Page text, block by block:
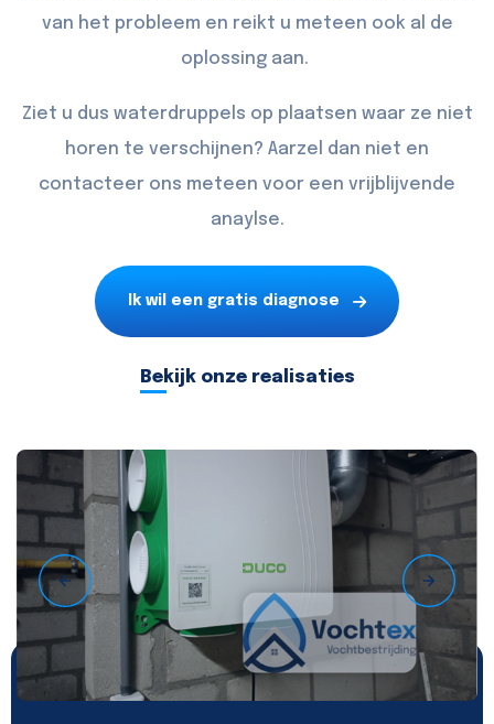
van het probleem en reikt u meteen ook al de
oplossing aan.
Ziet u dus waterdruppels op plaatsen waar ze niet
horen te verschijnen? Aarzel dan niet en
contacteer ons meteen voor een vrijblijvende
anaylse.
Ik wil een gratis diagnose
Bekijk onze realisaties